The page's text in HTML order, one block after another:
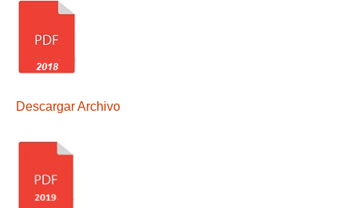
Descargar Archivo